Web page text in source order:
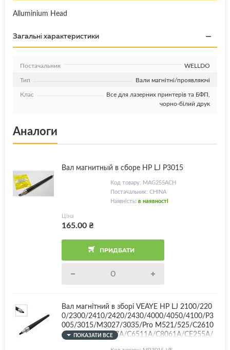
Alluminium Head
Загальні характеристики
Постачальник
WELLDO
Тип
Вали магнітні/проявляючі
Клас
Все для лазерних принтерів та БФП,
чорно-білий друк
Аналоги
Вал магнитный в сборе HP LJ P3015
Код товару: MAG255ACH
Постачальник: CHINA
Наявність: в наявності
Ціна
165.00₴
ПРИДБАТИ
Вал магнітний в зборі VEAYE HP LJ 2100/220
0/2300/2410/2420/2430/4000/4050/4100/P3
005/3015/M3027/3035/Pro M521/525/C2610
A/C4096A/C4127A/C6511A/C8061A/CE255A/
CE255X + комплект втулок
ПОКАЗАТИ ВСЕ